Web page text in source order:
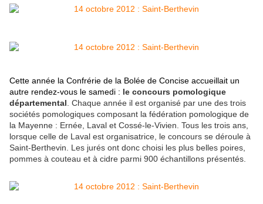
Cette année la Confrérie de la Bolée de Concise accueillait un
autre rendez-vous le samedi : le concours pomologique
départemental . Chaque année il est organisé par une des trois
sociétés pomologiques composant la fédération pomologique de
la Mayenne : Ernée, Laval et Cossé-le-Vivien. Tous les trois ans,
lorsque celle de Laval est organisatrice, le concours se déroule à
Saint-Berthevin. Les jurés ont donc choisi les plus belles poires,
pommes à couteau et à cidre parmi 900 échantillons présentés.